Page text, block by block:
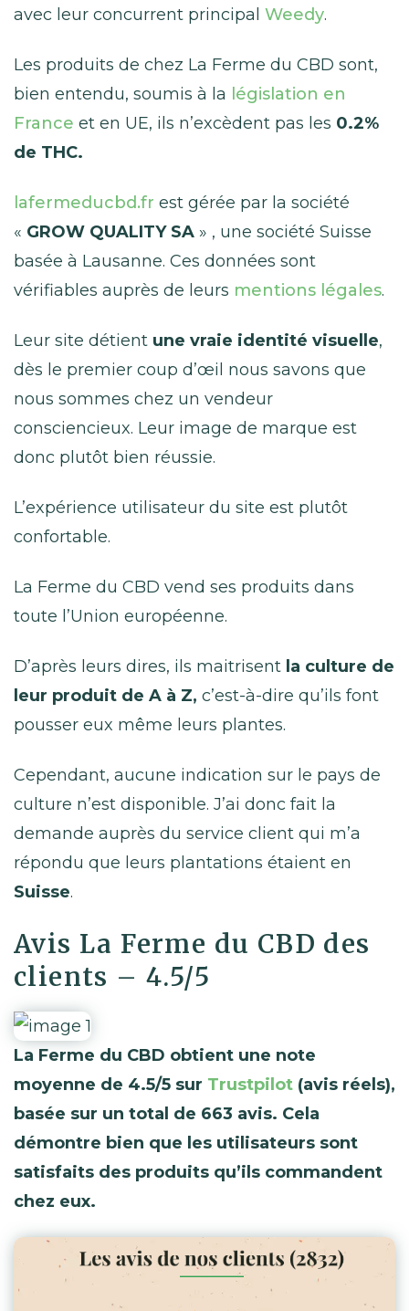
avec leur concurrent principal Weedy.
Les produits de chez La Ferme du CBD sont,
bien entendu, soumis à la législation en
France et en UE, ils n’excèdent pas les 0.2%
de THC.
lafermeducbd.fr est gérée par la société
« GROW QUALITY SA » , une société Suisse
basée à Lausanne. Ces données sont
vérifiables auprès de leurs mentions légales.
Leur site détient une vraie identité visuelle,
dès le premier coup d’œil nous savons que
nous sommes chez un vendeur
consciencieux. Leur image de marque est
donc plutôt bien réussie.
L’expérience utilisateur du site est plutôt
confortable.
La Ferme du CBD vend ses produits dans
toute l’Union européenne.
D’après leurs dires, ils maitrisent la culture de
leur produit de A à Z, c’est-à-dire qu’ils font
pousser eux même leurs plantes.
Cependant, aucune indication sur le pays de
culture n’est disponible. J’ai donc fait la
demande auprès du service client qui m’a
répondu que leurs plantations étaient en
Suisse.
Avis La Ferme du CBD des
clients – 4.5/5
La Ferme du CBD obtient une note
moyenne de 4.5/5 sur Trustpilot (avis réels),
basée sur un total de 663 avis. Cela
démontre bien que les utilisateurs sont
satisfaits des produits qu’ils commandent
chez eux.